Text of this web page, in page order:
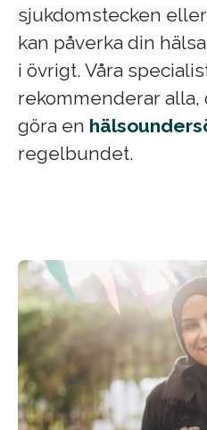
sjukdomstecken
kan påverka din
i övrigt. Våra
rekommenderar alla,
göra en
regelbundet.